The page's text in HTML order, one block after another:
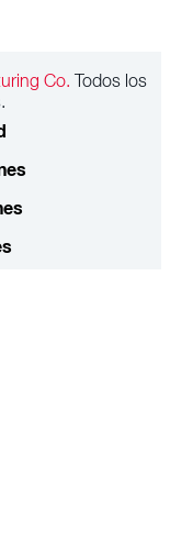
Co. Todos los